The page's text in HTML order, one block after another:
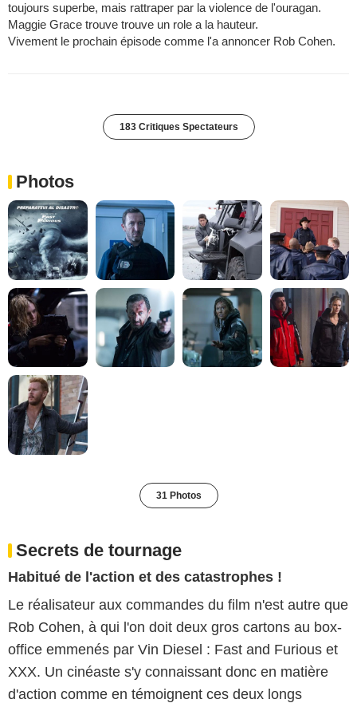
toujours superbe, mais rattraper par la violence de l'ouragan.
Maggie Grace trouve trouve un role a la hauteur.
Vivement le prochain épisode comme l'a annoncer Rob Cohen.
183 Critiques Spectateurs
Photos
31 Photos
Secrets de tournage
Habitué de l'action et des catastrophes !
Le réalisateur aux commandes du film n'est autre que
Rob Cohen, à qui l'on doit deux gros cartons au box-
office emmenés par Vin Diesel : Fast and Furious et
XXX. Un cinéaste s'y connaissant donc en matière
d'action comme en témoignent ces deux longs